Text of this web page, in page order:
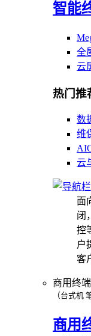
智能
全
云
热门推
数
维
云
面
闭
控
户
客
商用终
（台式机
商用